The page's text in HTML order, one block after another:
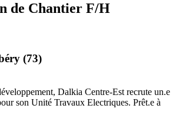
de Chantier F/H
(73)
Dalkia Centre-Est recrute un.e
son Unité Travaux Electriques. Prêt.e à